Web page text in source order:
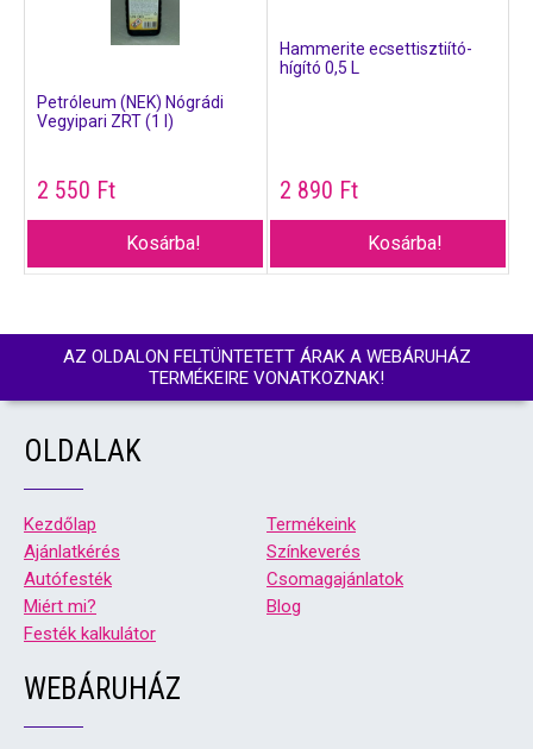
Petróleum (NEK) Nógrádi
Vegyipari ZRT (1 l)
2 550 Ft
Kosárba!
Hammerite ecsettisztiító-
hígító 0,5 L
2 890 Ft
Kosárba!
AZ OLDALON FELTÜNTETETT ÁRAK A WEBÁRUHÁZ
TERMÉKEIRE VONATKOZNAK!
OLDALAK
Kezdőlap
Termékeink
Ajánlatkérés
Színkeverés
Autófesték
Csomagajánlatok
Miért mi?
Blog
Festék kalkulátor
WEBÁRUHÁZ